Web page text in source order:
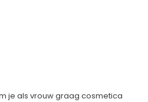
je als vrouw graag cosmetica